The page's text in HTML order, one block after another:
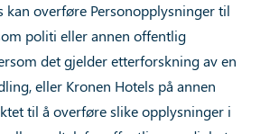
kan overføre Personopplysninger til
politi eller annen offentlig
det gjelder etterforskning av en
eller Kronen Hotels på annen
til å overføre slike opplysninger i